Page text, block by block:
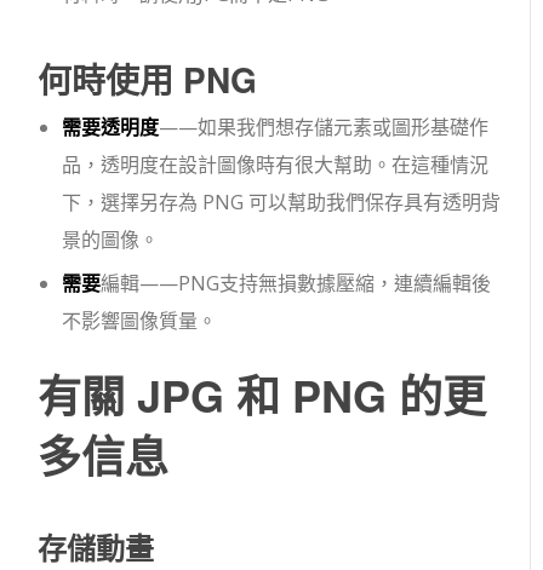
何時使用 PNG
需要透明度——如果我們想存儲元素或圖形基礎作
品，透明度在設計圖像時有很大幫助。在這種情況
下，選擇另存為 PNG 可以幫助我們保存具有透明背
景的圖像。
需要編輯——PNG支持無損數據壓縮，連續編輯後
不影響圖像質量。
有關 JPG 和 PNG 的更
多信息
存儲動畫